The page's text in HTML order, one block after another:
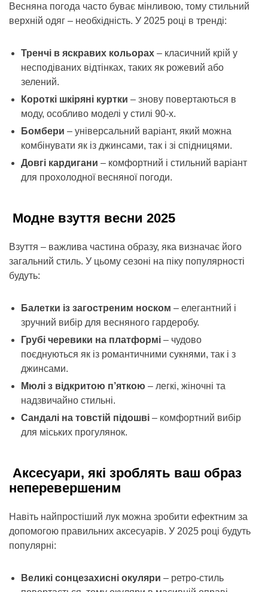
Весняна погода часто буває мінливою, тому стильний
верхній одяг – необхідність. У 2025 році в тренді:
Тренчі в яскравих кольорах – класичний крій у
несподіваних відтінках, таких як рожевий або
зелений.
Короткі шкіряні куртки – знову повертаються в
моду, особливо моделі у стилі 90-х.
Бомбери – універсальний варіант, який можна
комбінувати як із джинсами, так і зі спідницями.
Довгі кардигани – комфортний і стильний варіант
для прохолодної весняної погоди.
Модне взуття весни 2025
Взуття – важлива частина образу, яка визначає його
загальний стиль. У цьому сезоні на піку популярності
будуть:
Балетки із загостреним носком – елегантний і
зручний вибір для весняного гардеробу.
Грубі черевики на платформі – чудово
поєднуються як із романтичними сукнями, так і з
джинсами.
Мюлі з відкритою п’яткою – легкі, жіночні та
надзвичайно стильні.
Сандалі на товстій підошві – комфортний вибір
для міських прогулянок.
Аксесуари, які зроблять ваш образ
неперевершеним
Навіть найпростіший лук можна зробити ефектним за
допомогою правильних аксесуарів. У 2025 році будуть
популярні:
Великі сонцезахисні окуляри – ретро-стиль